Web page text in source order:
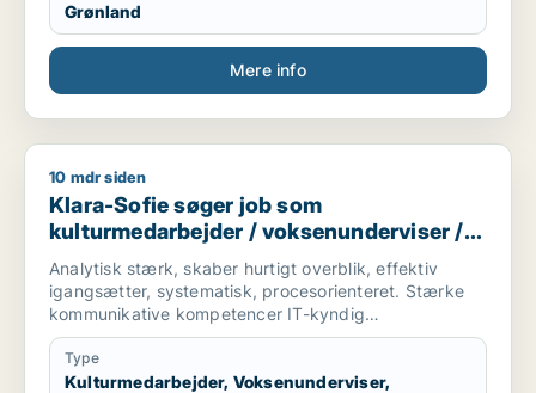
Grønland
Mere info
Klara-Sofie søger job som kulturmedarbejder /
10 mdr siden
Klara-Sofie søger job som
kulturmedarbejder / voksenunderviser /
uddannelsesvejleder / projektleder
Analytisk stærk, skaber hurtigt overblik, effektiv
igangsætter, systematisk, procesorienteret. Stærke
kommunikative kompetencer IT-kyndig
udviklingsorienteret
Type
Kulturmedarbejder, Voksenunderviser,